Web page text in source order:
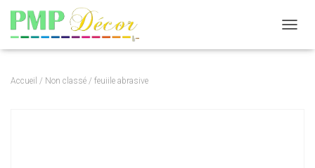
Accueil / Non classé / feuiile abrasive